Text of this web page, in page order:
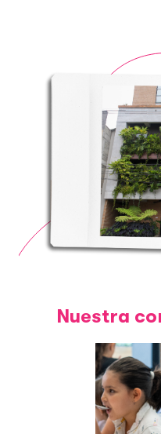
Nuestra